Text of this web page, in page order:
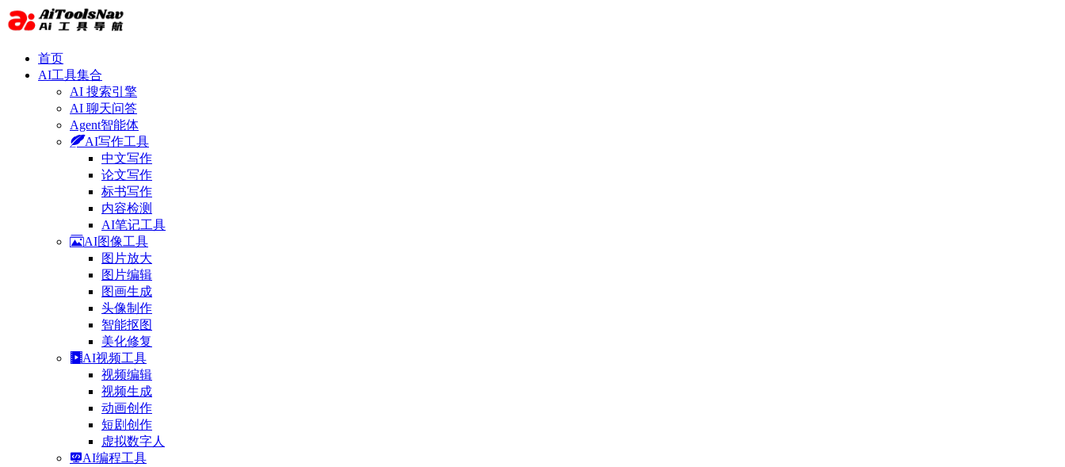
首页
AI工具集合
AI 搜索引擎
AI 聊天问答
Agent智能体
AI写作工具
中文写作
论文写作
标书写作
内容检测
AI笔记工具
AI图像工具
图片放大
图片编辑
图画生成
头像制作
智能抠图
美化修复
AI视频工具
视频编辑
视频生成
动画创作
短剧创作
虚拟数字人
AI编程工具